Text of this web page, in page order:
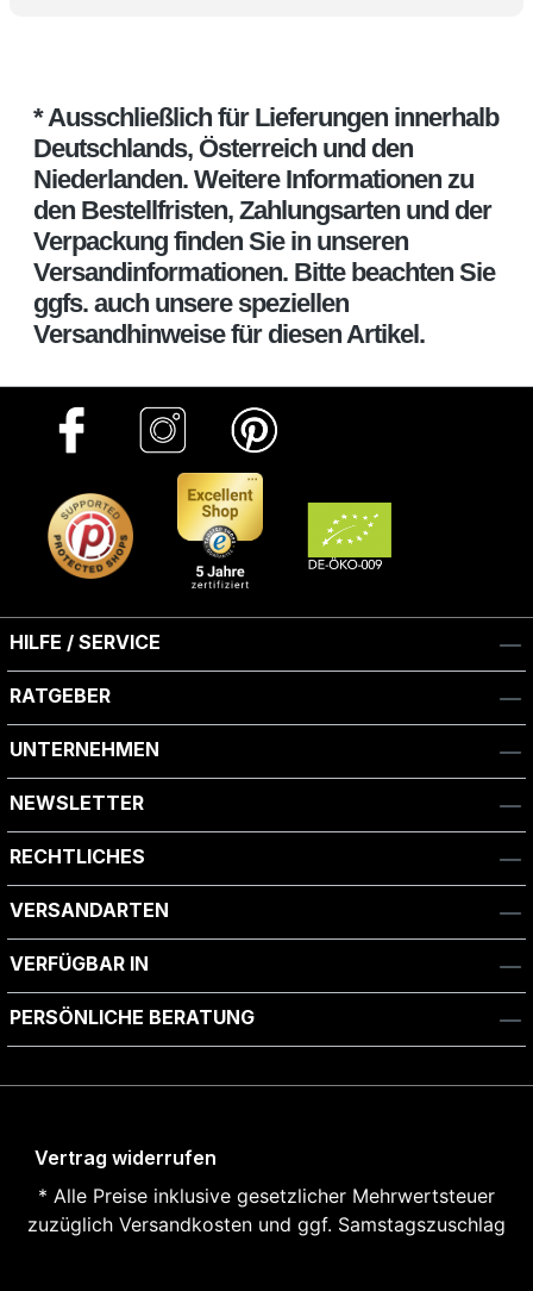
* Ausschließlich für Lieferungen innerhalb
Deutschlands, Österreich und den
Niederlanden. Weitere Informationen zu
den Bestellfristen, Zahlungsarten und der
Verpackung finden Sie in unseren
Versandinformationen. Bitte beachten Sie
ggfs. auch unsere speziellen
Versandhinweise für diesen Artikel.
HILFE / SERVICE
RATGEBER
UNTERNEHMEN
NEWSLETTER
RECHTLICHES
VERSANDARTEN
VERFÜGBAR IN
PERSÖNLICHE BERATUNG
Vertrag widerrufen
* Alle Preise inklusive gesetzlicher Mehrwertsteuer
zuzüglich Versandkosten und ggf. Samstagszuschlag